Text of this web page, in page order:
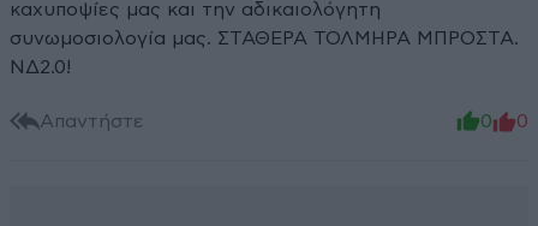
καχυποψίες μας και την αδικαιολόγητη
συνωμοσιολογία μας. ΣΤΑΘΕΡΑ ΤΟΛΜΗΡΑ ΜΠΡΟΣΤΑ.
ΝΔ2.0!
Απαντήστε 0 0